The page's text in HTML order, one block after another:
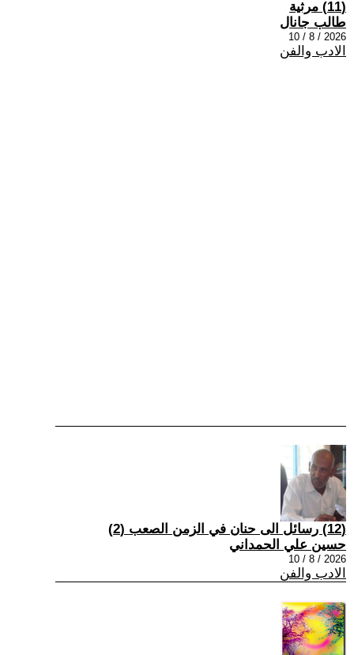
(11) مرثية
طالب جانال
2026 / 8 / 10
الادب والفن
(12) رسائل الى حنان في الزمن الصعب (2)
حسين علي الحمداني
2026 / 8 / 10
الادب والفن